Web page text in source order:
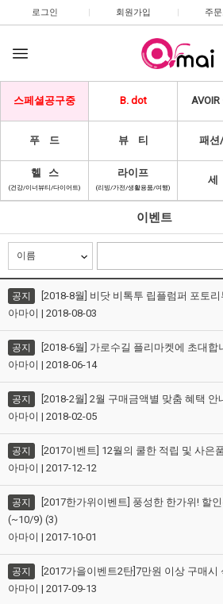
로그인 | 회원가입 | 주
스페셜공구중 B. dot
푸 드 뷰 티 패션
헬 스
(건강/이너뷰티/다이어트)
라이프
(리빙/가전/생활용품/여행)
세
이벤트
공지
[2018-8월] 비닷 비톡투 립플럼퍼 포토
아마이 | 2018-08-03
공지
[2018-6월] 가로수길 플리마켓에 초대
아마이 | 2018-06-14
공지
[2018-2월] 2월 구매금액별 맞춤 혜택 안
아마이 | 2018-02-05
공지
[2017이벤트] 12월의 쿨한 적립 및 사은
아마이 | 2017-12-12
공지
[2017한가위이벤트] 풍성한 한가위! 할
(~10/9) (3)
아마이 | 2017-10-01
공지
[2017가을이벤트2탄]7만원 이상 구매
아마이 | 2017-09-13